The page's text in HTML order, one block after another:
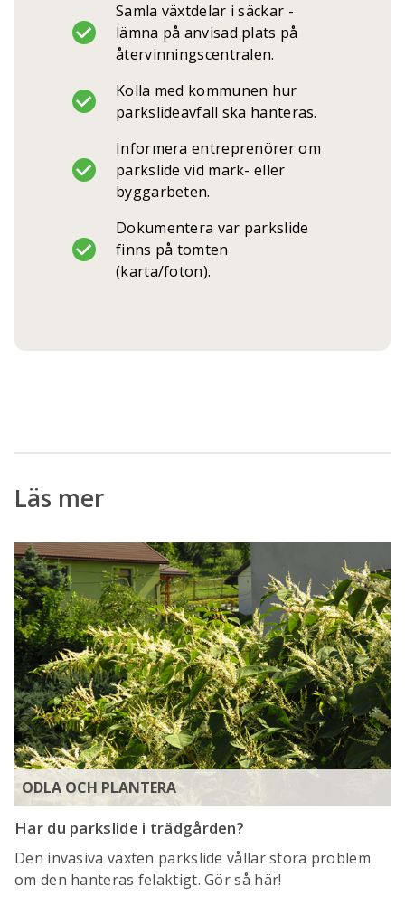
Samla växtdelar i säckar -
lämna på anvisad plats på
återvinningscentralen.
Kolla med kommunen hur
parkslideavfall ska hanteras.
Informera entreprenörer om
parkslide vid mark- eller
byggarbeten.
Dokumentera var parkslide
finns på tomten
(karta/foton).
Läs mer
ODLA OCH PLANTERA
Har du parkslide i trädgården?
Den invasiva växten parkslide vållar stora problem
om den hanteras felaktigt. Gör så här!